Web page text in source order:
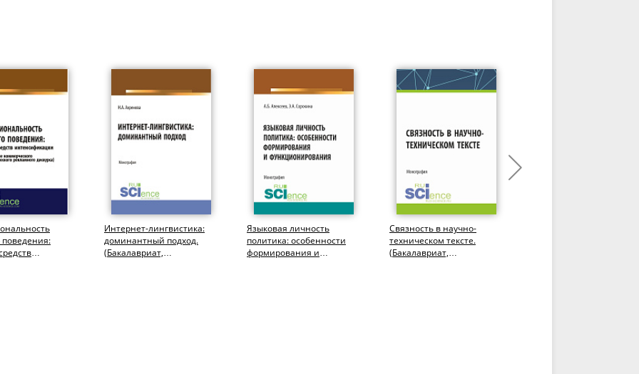
поведения:
Интернет-лингвистика:
доминантный подход.
(Бакалавриат,
Языковая личность
политика: особенности
формирования и
Связность в научно-
техническом тексте.
(Бакалавриат,